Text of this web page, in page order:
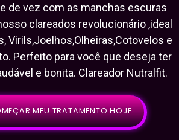
de vez com as manchas escuras
clareados revolucionário ,ideal
Virils,Joelhos,Olheiras,Cotovelos e
Perfeito para você que deseja ter
e bonita. Clareador Nutralfit.
MEU TRATAMENTO HOJE